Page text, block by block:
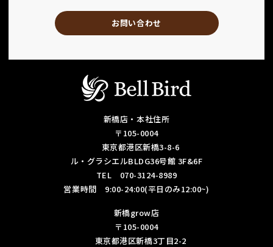
お問い合わせ
新橋店・本社住所
〒105-0004
東京都港区新橋3-8-6
ル・グラシエルBLDG36号館 3F&6F
TEL 070-3124-8989
営業時間 9:00-24:00(平日のみ12:00~)
新橋grow店
〒105-0004
東京都港区新橋3丁目2-2